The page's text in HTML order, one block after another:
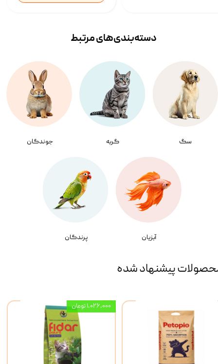
سگ گربه جوندگان
آبزیان پرندگان
دسته‌بندی‌‌های مرتبط
پیشنهاد شده
۱,۰۲۶,۰۰۰ تومان